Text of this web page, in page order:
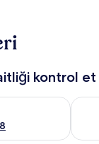
kontrol et
et Ağu 7 -